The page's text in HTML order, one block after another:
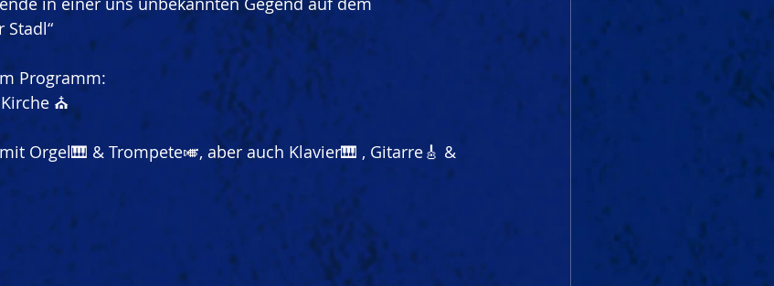
Stadl“
Programm:
⛪️
Orgel🎹 & Trompete🎺, aber auch Klavier🎹 , Gitarre🎸 &